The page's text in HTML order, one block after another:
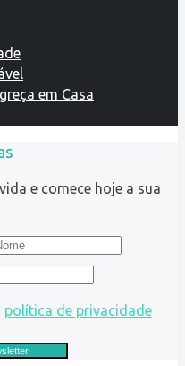
em Casa
e comece hoje a sua
política de privacidade